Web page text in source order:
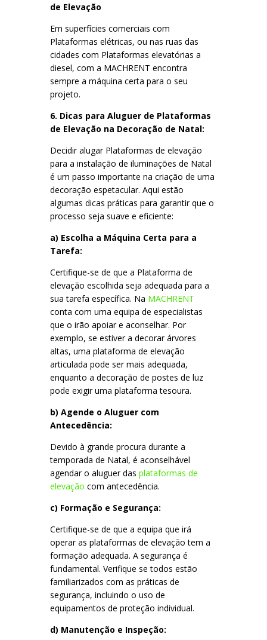
de Elevação
Em superfícies comerciais com
Plataformas elétricas, ou nas ruas das
cidades com Plataformas elevatórias a
diesel, com a MACHRENT encontra
sempre a máquina certa para o seu
projeto.
6. Dicas para Aluguer de Plataformas
de Elevação na Decoração de Natal:
Decidir alugar Plataformas de elevação
para a instalação de iluminações de Natal
é um passo importante na criação de uma
decoração espetacular. Aqui estão
algumas dicas práticas para garantir que o
processo seja suave e eficiente:
a) Escolha a Máquina Certa para a
Tarefa:
Certifique-se de que a Plataforma de
elevação escolhida seja adequada para a
sua tarefa específica. Na MACHRENT
conta com uma equipa de especialistas
que o irão apoiar e aconselhar. Por
exemplo, se estiver a decorar árvores
altas, uma plataforma de elevação
articulada pode ser mais adequada,
enquanto a decoração de postes de luz
pode exigir uma plataforma tesoura.
b) Agende o Aluguer com
Antecedência:
Devido à grande procura durante a
temporada de Natal, é aconselhável
agendar o aluguer das plataformas de
elevação com antecedência.
c) Formação e Segurança:
Certifique-se de que a equipa que irá
operar as plataformas de elevação tem a
formação adequada. A segurança é
fundamental. Verifique se todos estão
familiarizados com as práticas de
segurança, incluindo o uso de
equipamentos de proteção individual.
d) Manutenção e Inspeção: